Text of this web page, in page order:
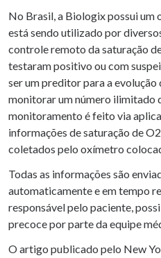
No Brasil, a Biologix possui um
está sendo utilizado por
controle remoto da saturação
testaram positivo ou com
ser um preditor para a evolução
monitorar um número ilimitado
monitoramento é feito via
informações de saturação de
coletados pelo oxímetro
Todas as informações são
automaticamente e em tempo
responsável pelo paciente,
precoce por parte da equipe
O artigo publicado pelo New